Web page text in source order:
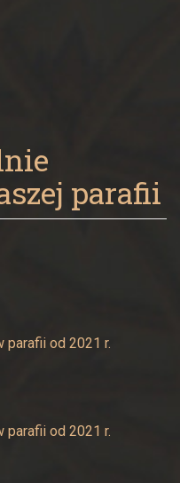
parafii
parafii od 2021 r.
parafii od 2021 r.